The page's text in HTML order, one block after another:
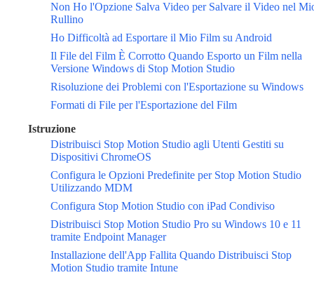
Non Ho l'Opzione Salva Video per Salvare il Video nel
Rullino
Ho Difficoltà ad Esportare il Mio Film su Android
Il File del Film È Corrotto Quando Esporto un Film nella
Versione Windows di Stop Motion Studio
Risoluzione dei Problemi con l'Esportazione su Windows
Formati di File per l'Esportazione del Film
Istruzione
Distribuisci Stop Motion Studio agli Utenti Gestiti su
Dispositivi ChromeOS
Configura le Opzioni Predefinite per Stop Motion Studio
Utilizzando MDM
Configura Stop Motion Studio con iPad Condiviso
Distribuisci Stop Motion Studio Pro su Windows 10 e 11
tramite Endpoint Manager
Installazione dell'App Fallita Quando Distribuisci Stop
Motion Studio tramite Intune